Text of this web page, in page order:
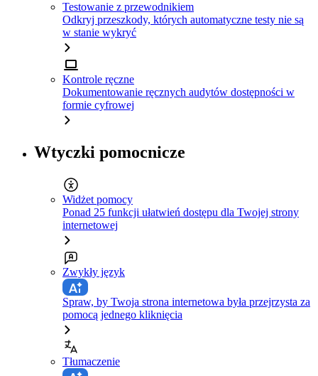
Testowanie z przewodnikiem
Odkryj przeszkody, których automatyczne testy nie są
w stanie wykryć
Kontrole ręczne
Dokumentowanie ręcznych audytów dostępności w
formie cyfrowej
Wtyczki pomocnicze
Widżet pomocy
Ponad 25 funkcji ułatwień dostępu dla Twojej strony
internetowej
Zwykły język
Spraw, by Twoja strona internetowa była przejrzysta za
pomocą jednego kliknięcia
Tłumaczenie